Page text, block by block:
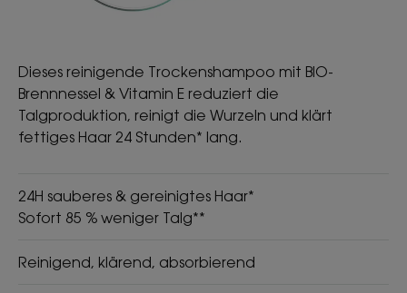
Dieses reinigende Trockenshampoo mit BIO-
Brennnessel & Vitamin E reduziert die
Talgproduktion, reinigt die Wurzeln und klärt
fettiges Haar 24 Stunden* lang.
24H sauberes & gereinigtes Haar*
Sofort 85 % weniger Talg**
Reinigend, klärend, absorbierend